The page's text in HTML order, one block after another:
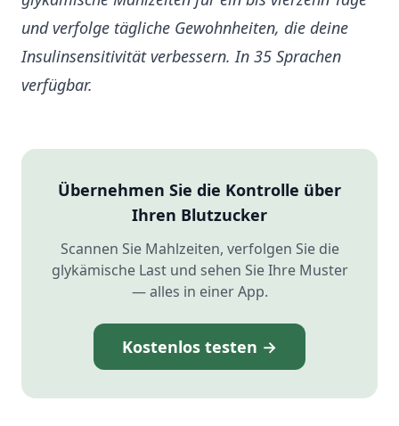
und verfolge tägliche Gewohnheiten, die deine
Insulinsensitivität verbessern. In 35 Sprachen
verfügbar.
Übernehmen Sie die Kontrolle über
Ihren Blutzucker
Scannen Sie Mahlzeiten, verfolgen Sie die
glykämische Last und sehen Sie Ihre Muster
— alles in einer App.
Kostenlos testen →